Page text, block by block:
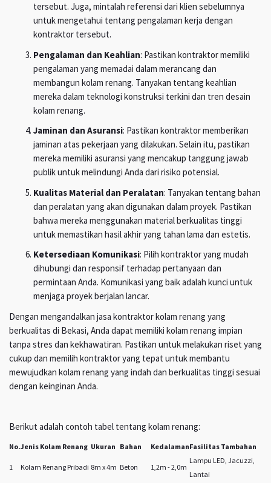
tersebut. Juga, mintalah referensi dari klien sebelumnya
untuk mengetahui tentang pengalaman kerja dengan
kontraktor tersebut.
Pengalaman dan Keahlian: Pastikan kontraktor memiliki
pengalaman yang memadai dalam merancang dan
membangun kolam renang. Tanyakan tentang keahlian
mereka dalam teknologi konstruksi terkini dan tren desain
kolam renang.
Jaminan dan Asuransi: Pastikan kontraktor memberikan
jaminan atas pekerjaan yang dilakukan. Selain itu, pastikan
mereka memiliki asuransi yang mencakup tanggung jawab
publik untuk melindungi Anda dari risiko potensial.
Kualitas Material dan Peralatan: Tanyakan tentang bahan
dan peralatan yang akan digunakan dalam proyek. Pastikan
bahwa mereka menggunakan material berkualitas tinggi
untuk memastikan hasil akhir yang tahan lama dan estetis.
Ketersediaan Komunikasi: Pilih kontraktor yang mudah
dihubungi dan responsif terhadap pertanyaan dan
permintaan Anda. Komunikasi yang baik adalah kunci untuk
menjaga proyek berjalan lancar.
Dengan mengandalkan jasa kontraktor kolam renang yang
berkualitas di Bekasi, Anda dapat memiliki kolam renang impian
tanpa stres dan kekhawatiran. Pastikan untuk melakukan riset yang
cukup dan memilih kontraktor yang tepat untuk membantu
mewujudkan kolam renang yang indah dan berkualitas tinggi sesuai
dengan keinginan Anda.
Berikut adalah contoh tabel tentang kolam renang:
No.Jenis Kolam Renang Ukuran Bahan KedalamanFasilitas Tambahan
1 Kolam Renang Pribadi 8m x 4m Beton 1,2m - 2,0m
Lampu LED, Jacuzzi,
Lantai